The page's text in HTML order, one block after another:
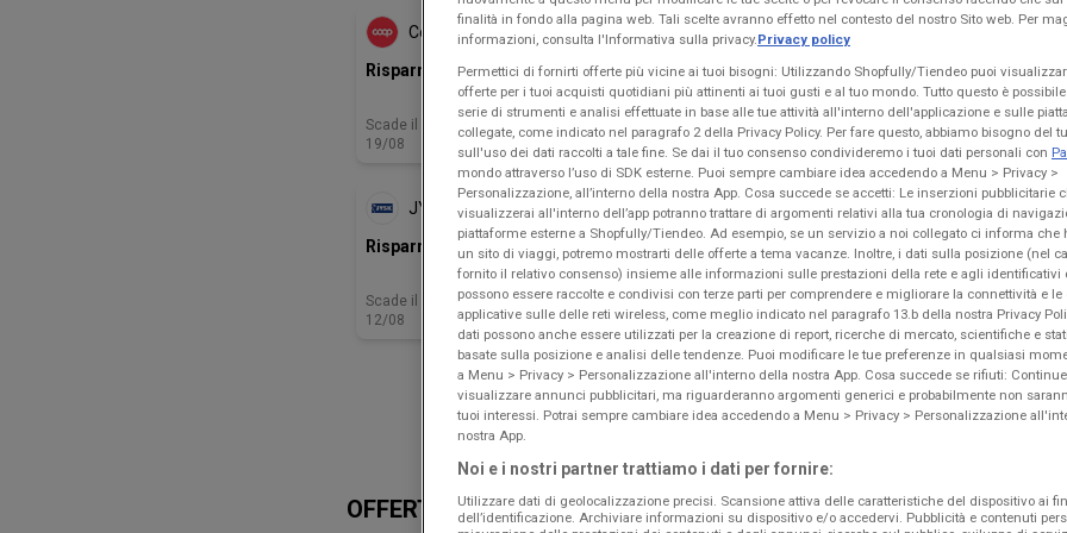
Coop
Risparmio
Scade il
19/08
Gioia Tauro
Coop
Convenienza
Scade il
19/08
Gioia Tauro
Offerte bollenti
Scade il
19/08
Gioia Tauro
NUOVO
JYSK
Risparmia fino al 70%
Scade il
12/08
Gioia Tauro
NUOVO
Spazio Conad
1,2,3 euro
Scade il
20/08
Gioia Tauro
NUOVO
Conad City
Prezzi a fette
Scade il
13/08
Gioia Tauro
OFFERTE IN EVIDENZA
finalità in fondo alla pagina web. Tali scelte avranno effetto nel contesto del nostro Sito web. Per
informazioni, consulta l'Informativa sulla privacy.Privacy policy
Permettici di fornirti offerte più vicine ai tuoi bisogni: Utilizzando Shopfully/Tiendeo puoi
offerte per i tuoi acquisti quotidiani più attinenti ai tuoi gusti e al tuo mondo. Tutto questo è
serie di strumenti e analisi effettuate in base alle tue attività all'interno dell'applicazione e sulle
collegate, come indicato nel paragrafo 2 della Privacy Policy. Per fare questo, abbiamo bisogno del
sull'uso dei dati raccolti a tale fine. Se dai il tuo consenso condivideremo i tuoi dati personali con
mondo attraverso l’uso di SDK esterne. Puoi sempre cambiare idea accedendo a Menu > Privacy >
Personalizzazione, all’interno della nostra App. Cosa succede se accetti: Le inserzioni pubblicitarie
visualizzerai all'interno dell’app potranno trattare di argomenti relativi alla tua cronologia di
piattaforme esterne a Shopfully/Tiendeo. Ad esempio, se un servizio a noi collegato ci informa che
un sito di viaggi, potremo mostrarti delle offerte a tema vacanze. Inoltre, i dati sulla posizione (nel
fornito il relativo consenso) insieme alle informazioni sulle prestazioni della rete e agli identificativi
possono essere raccolte e condivisi con terze parti per comprendere e migliorare la connettività e le
applicative sulle delle reti wireless, come meglio indicato nel paragrafo 13.b della nostra Privacy
dati possono anche essere utilizzati per la creazione di report, ricerche di mercato, scientifiche e
basate sulla posizione e analisi delle tendenze. Puoi modificare le tue preferenze in qualsiasi
a Menu > Privacy > Personalizzazione all'interno della nostra App. Cosa succede se rifiuti:
visualizzare annunci pubblicitari, ma riguarderanno argomenti generici e probabilmente non
tuoi interessi. Potrai sempre cambiare idea accedendo a Menu > Privacy > Personalizzazione
nostra App.
Noi e i nostri partner trattiamo i dati per fornire:
Utilizzare dati di geolocalizzazione precisi. Scansione attiva delle caratteristiche del dispositivo ai
dell’identificazione. Archiviare informazioni su dispositivo e/o accedervi. Pubblicità e contenuti